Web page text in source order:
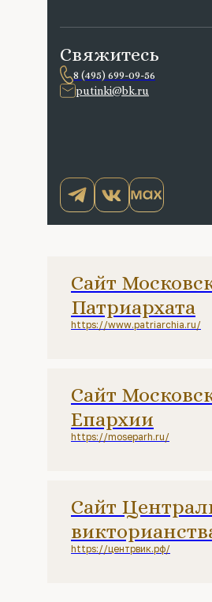
Свяжитесь
8 (495) 699-09-56
putinki@bk.ru
Сайт
https://центрвик.рф/
Сайт
Епархии
https://moseparh.ru/
Сайт
Патриархата
https://www.patriarchia.ru/